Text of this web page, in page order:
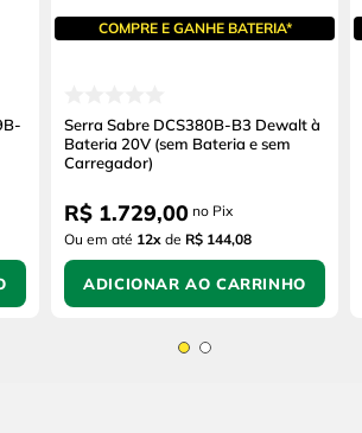
COMPRE E GANHE BATERIA*
Serra Sabre DCS380B-B3 Dewalt à
Bateria 20V (sem Bateria e sem
Carregador)
R$ 1.729,00 no Pix
Ou em até 12x de R$ 144,08
ADICIONAR AO CARRINHO